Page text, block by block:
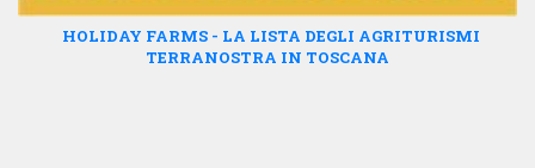
HOLIDAY FARMS - LA LISTA DEGLI AGRITURISMI
TERRANOSTRA IN TOSCANA